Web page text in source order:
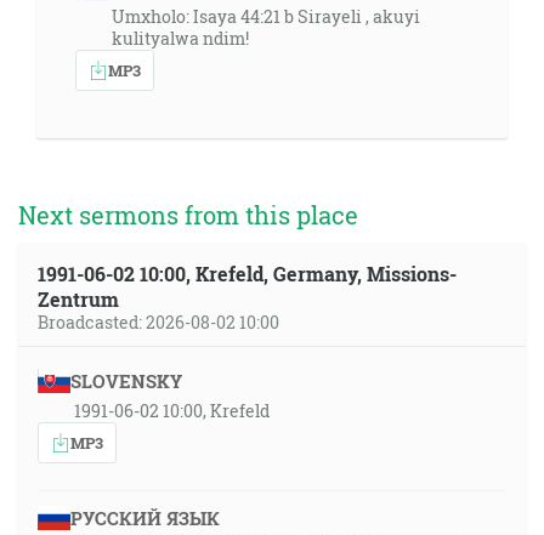
Umxholo: Isaya 44:21 b Sirayeli , akuyi
kulityalwa ndim!
MP3
Next sermons from this place
1991-06-02 10:00, Krefeld, Germany, Missions-
Zentrum
Broadcasted: 2026-08-02 10:00
SLOVENSKY
1991-06-02 10:00, Krefeld
MP3
РУССКИЙ ЯЗЫК